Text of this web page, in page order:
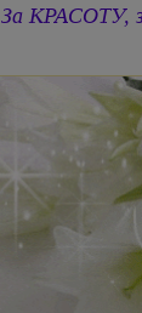
За КРАСОТУ,